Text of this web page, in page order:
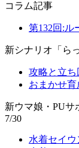
コラム記事
第132回:ル
新シナリオ「ら
攻略と立ち
おまかせ
新ウマ娘・PUサ
7/30
水着セイウ